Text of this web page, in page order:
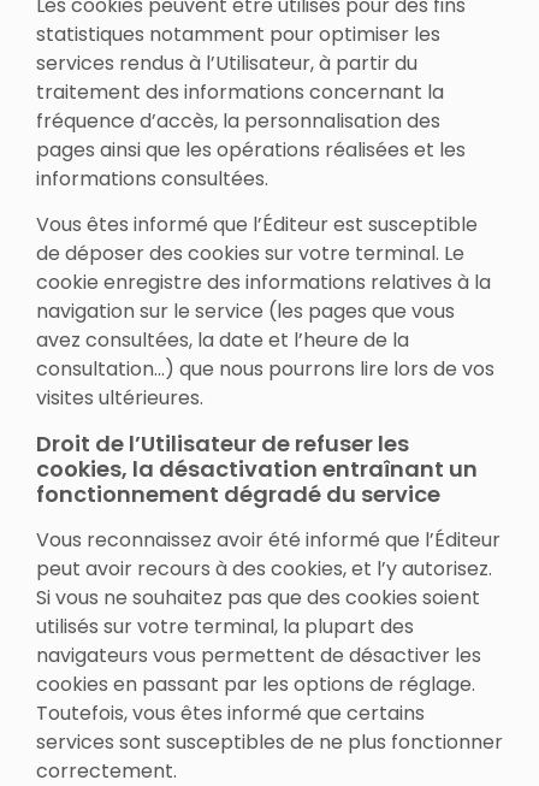
statistiques notamment pour optimiser les
services rendus à l’Utilisateur, à partir du
traitement des informations concernant la
fréquence d’accès, la personnalisation des
pages ainsi que les opérations réalisées et les
informations consultées.
Vous êtes informé que l’Éditeur est susceptible
de déposer des cookies sur votre terminal. Le
cookie enregistre des informations relatives à la
navigation sur le service (les pages que vous
avez consultées, la date et l’heure de la
consultation…) que nous pourrons lire lors de vos
visites ultérieures.
Droit de l’Utilisateur de refuser les
cookies, la désactivation entraînant un
fonctionnement dégradé du service
Vous reconnaissez avoir été informé que l’Éditeur
peut avoir recours à des cookies, et l’y autorisez.
Si vous ne souhaitez pas que des cookies soient
utilisés sur votre terminal, la plupart des
navigateurs vous permettent de désactiver les
cookies en passant par les options de réglage.
Toutefois, vous êtes informé que certains
services sont susceptibles de ne plus fonctionner
correctement.